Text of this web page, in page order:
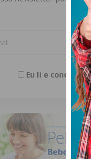
Eu li e concordo